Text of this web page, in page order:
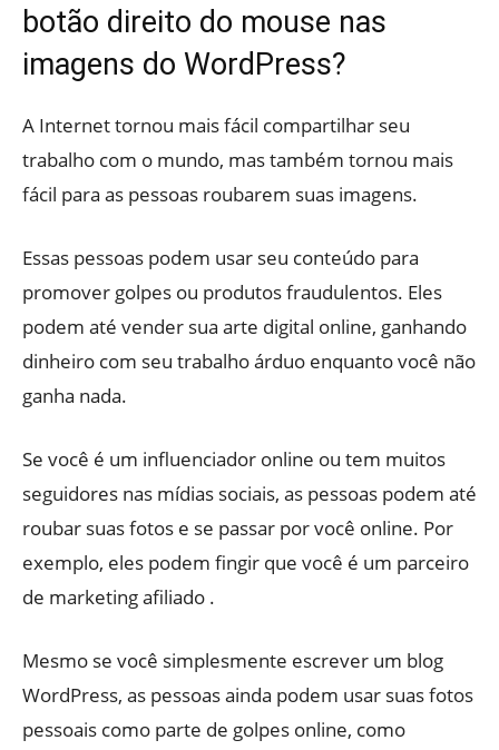
botão direito do mouse nas
imagens do WordPress?
A Internet tornou mais fácil compartilhar seu
trabalho com o mundo, mas também tornou mais
fácil para as pessoas roubarem suas imagens.
Essas pessoas podem usar seu conteúdo para
promover golpes ou produtos fraudulentos. Eles
podem até vender sua arte digital online, ganhando
dinheiro com seu trabalho árduo enquanto você não
ganha nada.
Se você é um influenciador online ou tem muitos
seguidores nas mídias sociais, as pessoas podem até
roubar suas fotos e se passar por você online. Por
exemplo, eles podem fingir que você é um parceiro
de marketing afiliado .
Mesmo se você simplesmente escrever um blog
WordPress, as pessoas ainda podem usar suas fotos
pessoais como parte de golpes online, como